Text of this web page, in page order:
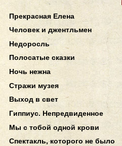
Прекрасная Елена
Человек и джентльмен
Недоросль
Полосатые сказки
Ночь нежна
Стражи музея
Выход в свет
Гиппиус. Непредвиденное
Мы с тобой одной крови
Спектакль, которого не было